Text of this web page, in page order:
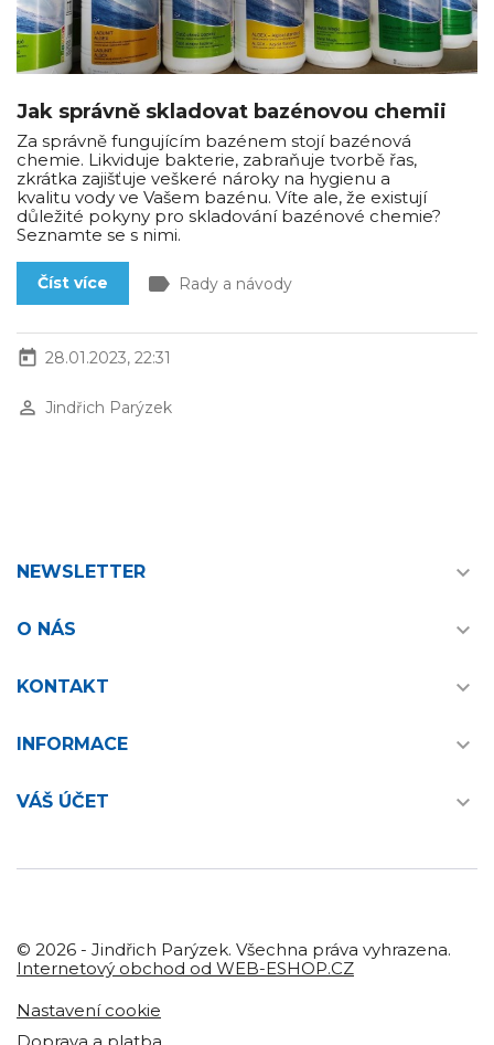
Jak správně skladovat bazénovou chemii
Za správně fungujícím bazénem stojí bazénová
chemie. Likviduje bakterie, zabraňuje tvorbě řas,
zkrátka zajišťuje veškeré nároky na hygienu a
kvalitu vody ve Vašem bazénu. Víte ale, že existují
důležité pokyny pro skladování bazénové chemie?
Seznamte se s nimi.
Číst více label Rady a návody
today 28.01.2023, 22:31
perm_identity Jindřich Parýzek
NEWSLETTER 
O NÁS 
KONTAKT 
INFORMACE 
VÁŠ ÚČET 
© 2026 - Jindřich Parýzek. Všechna práva vyhrazena.
Internetový obchod od WEB-ESHOP.CZ
Nastavení cookie